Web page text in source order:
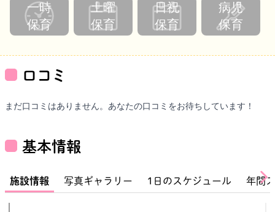
一時
保育
土曜
保育
日祝
保育
病児
保育
口コミ
まだ口コミはありません。あなたの口コミをお待ちしています！
基本情報
施設情報 写真ギャラリー 1日のスケジュール 年間